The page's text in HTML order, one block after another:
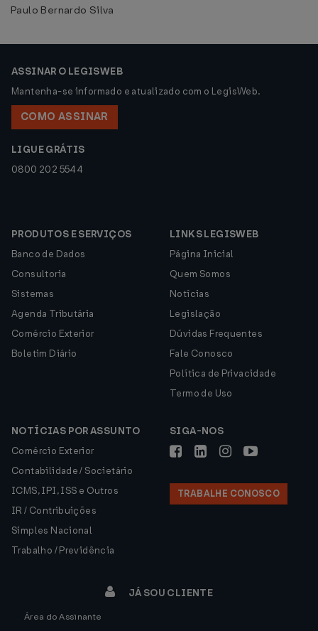
Paulo Bernardo Silva
ASSINAR O LEGISWEB
Mantenha-se informado e atualizado com o LegisWeb.
COMO ASSINAR
LIGUE GRÁTIS
0800 202 5544
PRODUTOS E SERVIÇOS
Banco de Dados
Consultoria
Sistemas
Agenda Tributária
Comércio Exterior
Boletim Diário
LINKS LEGISWEB
Página Inicial
Quem Somos
Notícias
Legislação
Dúvidas Frequentes
Fale Conosco
Política de Privacidade
Termo de Uso
NOTÍCIAS POR ASSUNTO
Comércio Exterior
Contabilidade / Societário
ICMS, IPI, ISS e Outros
IR / Contribuições
Simples Nacional
Trabalho / Previdência
SIGA-NOS
TRABALHE CONOSCO
JÁ SOU CLIENTE
Área do Assinante